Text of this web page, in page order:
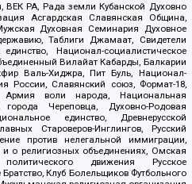
ВЕК РА, Рада земли Кубанской Духовно
Асгардская Славянская Община,
Духовная Семинария Духовное
Таблиги Джамаат, Свидетели
Национал-социалистическое
Вилайат Кабарды, Балкарии
Валь-Хиджра, Пит Буль, Национал-
России, Славянский союз, Формат-18,
воли народа, Национальная
Череповца, Духовно-Родовая
единство, Древнерусской
Староверов-Инглингов, Русский
против нелегальной иммиграции,
и о религиозных объединениях, Омская
движения Русское
Клуб Болельщиков Футбольного